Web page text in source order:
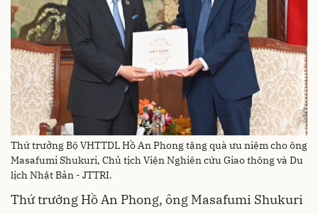
Thứ trưởng Bộ VHTTDL Hồ An Phong tặng quà ưu niệm cho ông
Masafumi Shukuri, Chủ tịch Viện Nghiên cứu Giao thông và Du
lịch Nhật Bản - JTTRI.
Thứ trưởng Hồ An Phong, ông Masafumi Shukuri